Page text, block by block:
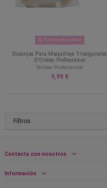
Sin stock online
Esponjas Para Maquillaje Triangulares
D'Orleac Professional
Dorleac Professional
9,99 €
Filtros
Contacta con nosotros
Información